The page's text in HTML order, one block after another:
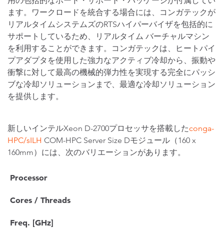
ます。ワークロードを統合する場合には、コンガテックが
リアルタイムシステムズのRTSハイパーバイザを包括的に
サポートしているため、リアルタイム バーチャルマシン
を利用することができます。コンガテックは、ヒートパイ
プアダプタを使用した強力なアクティブ冷却から、振動や
衝撃に対して最高の機械的弾力性を実現する完全にパッシ
ブな冷却ソリューションまで、最適な冷却ソリューション
を提供します。
新しいインテルXeon D-2700プロセッサを搭載したconga-
HPC/sILH COM-HPC Server Size Dモジュール（160 x
160mm）には、次のバリエーションがあります。
Processor
Cores / Threads
Freq. [GHz]